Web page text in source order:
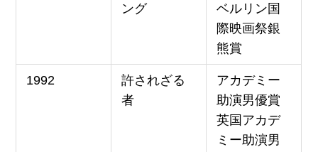
ング
ベルリン国
際映画祭銀
熊賞
1992
許されざる
者
アカデミー
助演男優賞
英国アカデ
ミー助演男